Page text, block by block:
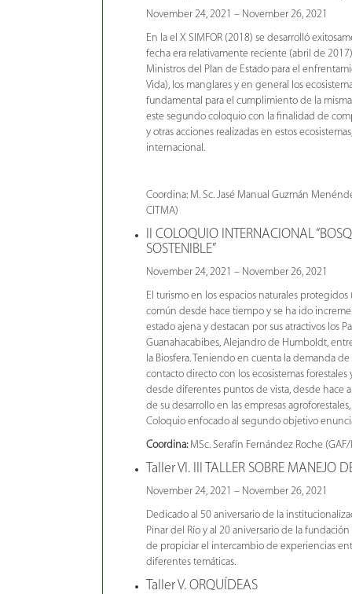
November 24, 2021 – November 26, 2021
En la el X SIMFOR (2018) se desarrolló
fecha era relativamente reciente (abril de
Ministros del Plan de Estado para el
Vida), los manglares y en general los
fundamental para el cumplimiento de la
este segundo coloquio con la finalidad de
y otras acciones realizadas en estos
internacional.
Coordina: M. Sc. Jasé Manual Guzmán
CITMA)
II COLOQUIO INTERNACIONAL
SOSTENIBLE”
November 24, 2021 – November 26, 2021
El turismo en los espacios naturales protegidos
común desde hace tiempo y se ha ido
estado ajena y destacan por sus atractivos los
Guanahacabibes, Alejandro de Humboldt,
la Biosfera. Teniendo en cuenta la demanda
contacto directo con los ecosistemas
desde diferentes puntos de vista, desde hace
de su desarrollo en las empresas
Coloquio enfocado al segundo objetivo
Coordina: MSc. Serafín Fernández Roche
Taller VI. III TALLER SOBRE MANEJO
November 24, 2021 – November 26, 2021
Dedicado al 50 aniversario de la
Pinar del Río y al 20 aniversario de la
de propiciar el intercambio de experiencias
diferentes temáticas.
Taller V. ORQUÍDEAS